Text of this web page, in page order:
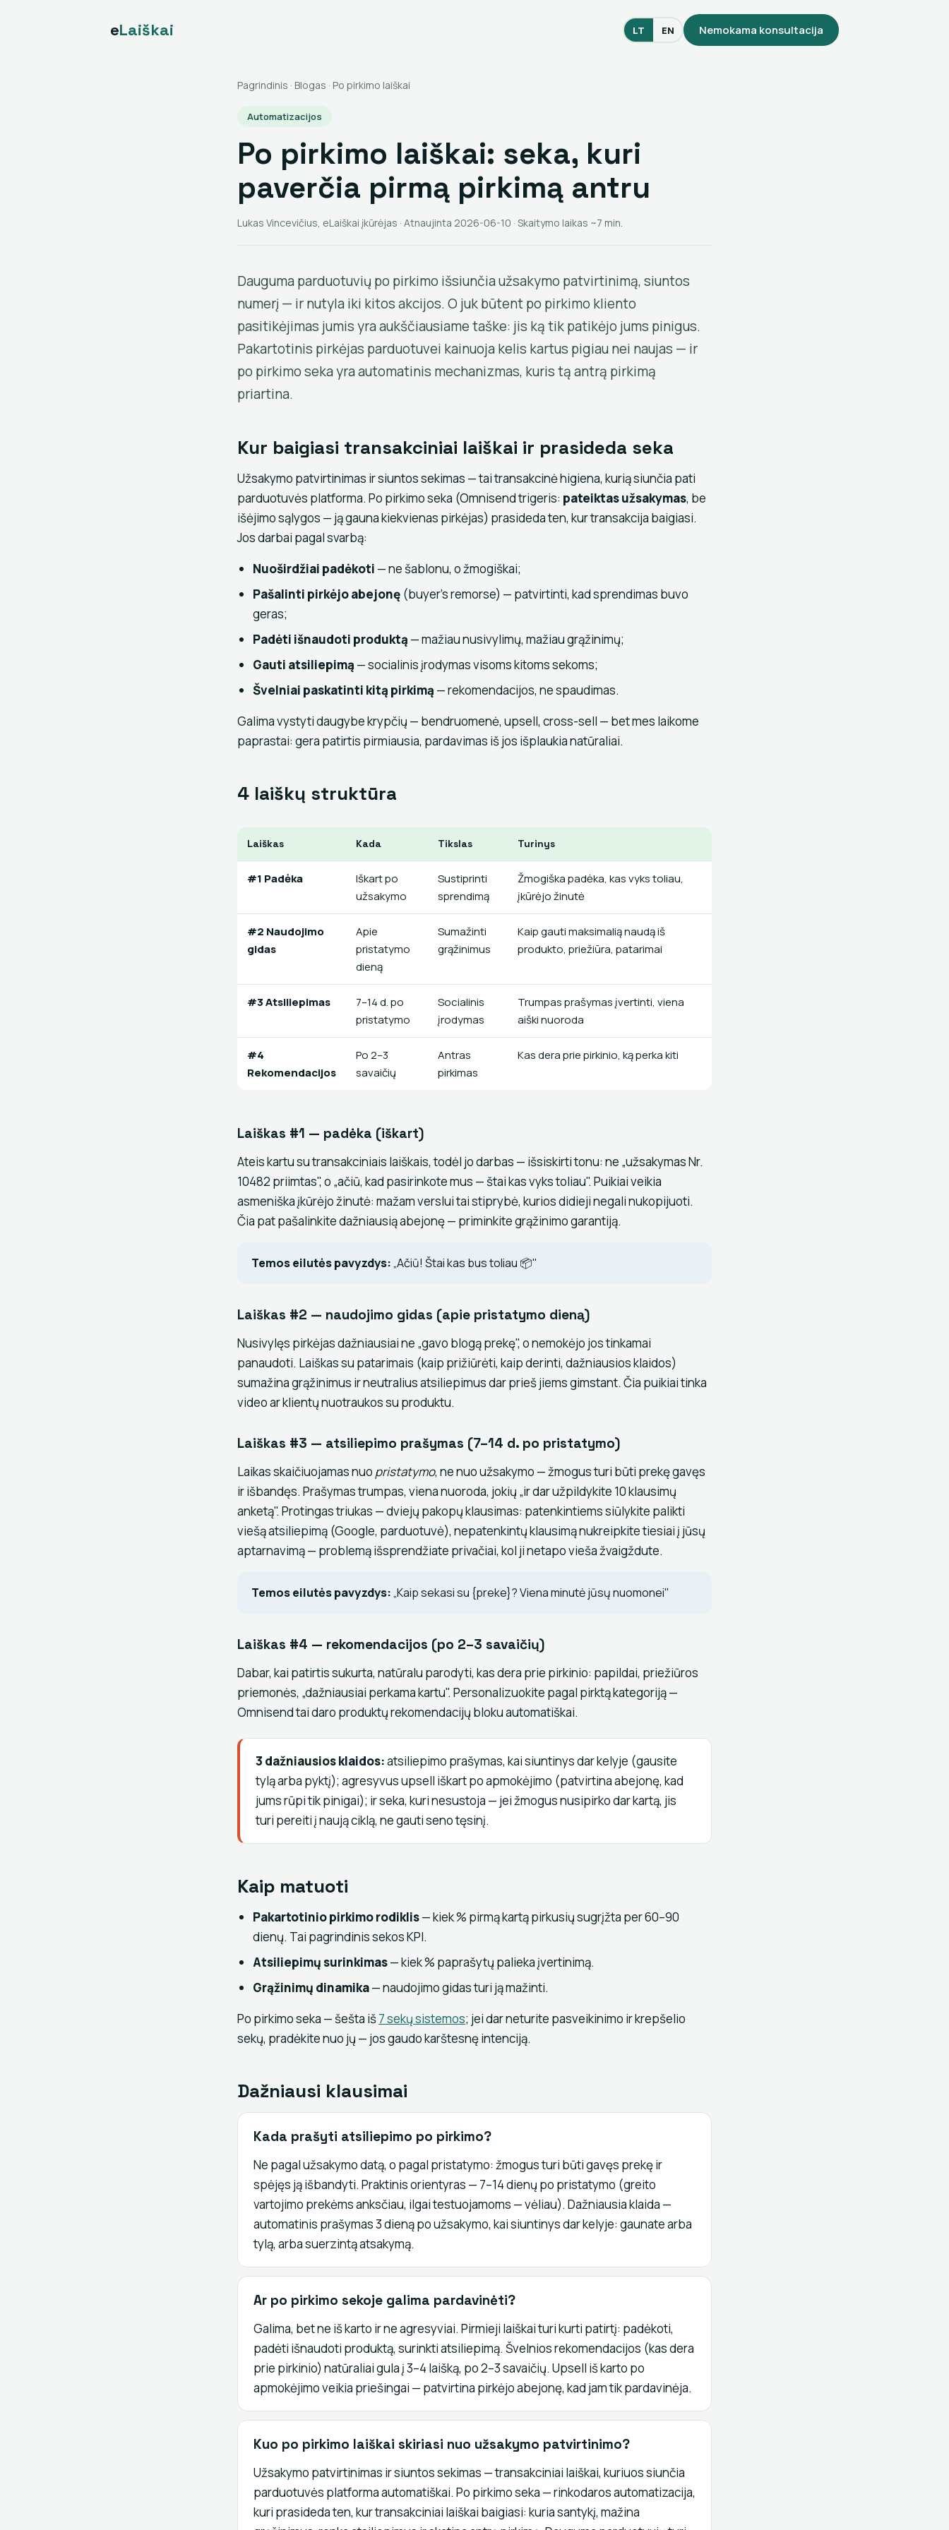
eLaiškai LT EN Nemokama konsultacija
Pagrindinis · Blogas · Po pirkimo laiškai
Automatizacijos
Po pirkimo laiškai: seka, kuri
paverčia pirmą pirkimą antru
Lukas Vincevičius, eLaiškai įkūrėjas · Atnaujinta 2026-06-10 · Skaitymo laikas ~7 min.
Dauguma parduotuvių po pirkimo išsiunčia užsakymo patvirtinimą, siuntos
numerį — ir nutyla iki kitos akcijos. O juk būtent po pirkimo kliento
pasitikėjimas jumis yra aukščiausiame taške: jis ką tik patikėjo jums pinigus.
Pakartotinis pirkėjas parduotuvei kainuoja kelis kartus pigiau nei naujas — ir
po pirkimo seka yra automatinis mechanizmas, kuris tą antrą pirkimą
priartina.
Kur baigiasi transakciniai laiškai ir prasideda seka
Užsakymo patvirtinimas ir siuntos sekimas — tai transakcinė higiena, kurią siunčia pati
parduotuvės platforma. Po pirkimo seka (Omnisend trigeris: pateiktas užsakymas, be
išėjimo sąlygos — ją gauna kiekvienas pirkėjas) prasideda ten, kur transakcija baigiasi.
Jos darbai pagal svarbą:
Nuoširdžiai padėkoti — ne šablonu, o žmogiškai;
Pašalinti pirkėjo abejonę (buyer's remorse) — patvirtinti, kad sprendimas buvo
geras;
Padėti išnaudoti produktą — mažiau nusivylimų, mažiau grąžinimų;
Gauti atsiliepimą — socialinis įrodymas visoms kitoms sekoms;
Švelniai paskatinti kitą pirkimą — rekomendacijos, ne spaudimas.
Galima vystyti daugybe krypčių — bendruomenė, upsell, cross-sell — bet mes laikome
paprastai: gera patirtis pirmiausia, pardavimas iš jos išplaukia natūraliai.
4 laiškų struktūra
Laiškas Kada Tikslas Turinys
#1 Padėka
Iškart po
užsakymo
Sustiprinti
sprendimą
Žmogiška padėka, kas vyks toliau,
įkūrėjo žinutė
#2 Naudojimo
gidas
Apie
pristatymo
dieną
Sumažinti
grąžinimus
Kaip gauti maksimalią naudą iš
produkto, priežiūra, patarimai
#3 Atsiliepimas
7–14 d. po
pristatymo
Socialinis
įrodymas
Trumpas prašymas įvertinti, viena
aiški nuoroda
#4
Rekomendacijos
Po 2–3
savaičių
Antras
pirkimas
Kas dera prie pirkinio, ką perka kiti
Laiškas #1 — padėka (iškart)
Ateis kartu su transakciniais laiškais, todėl jo darbas — išsiskirti tonu: ne „užsakymas Nr.
10482 priimtas", o „ačiū, kad pasirinkote mus — štai kas vyks toliau". Puikiai veikia
asmeniška įkūrėjo žinutė: mažam verslui tai stiprybė, kurios didieji negali nukopijuoti.
Čia pat pašalinkite dažniausią abejonę — priminkite grąžinimo garantiją.
Temos eilutės pavyzdys:„Ačiū! Štai kas bus toliau 📦"
Laiškas #2 — naudojimo gidas (apie pristatymo dieną)
Nusivylęs pirkėjas dažniausiai ne „gavo blogą prekę", o nemokėjo jos tinkamai
panaudoti. Laiškas su patarimais (kaip prižiūrėti, kaip derinti, dažniausios klaidos)
sumažina grąžinimus ir neutralius atsiliepimus dar prieš jiems gimstant. Čia puikiai tinka
video ar klientų nuotraukos su produktu.
Laiškas #3 — atsiliepimo prašymas (7–14 d. po pristatymo)
Laikas skaičiuojamas nuo pristatymo, ne nuo užsakymo — žmogus turi būti prekę gavęs
ir išbandęs. Prašymas trumpas, viena nuoroda, jokių „ir dar užpildykite 10 klausimų
anketą". Protingas triukas — dviejų pakopų klausimas: patenkintiems siūlykite palikti
viešą atsiliepimą (Google, parduotuvė), nepatenkintų klausimą nukreipkite tiesiai į jūsų
aptarnavimą — problemą išsprendžiate privačiai, kol ji netapo vieša žvaigždute.
Temos eilutės pavyzdys:„Kaip sekasi su {preke}? Viena minutė jūsų nuomonei"
Laiškas #4 — rekomendacijos (po 2–3 savaičių)
Dabar, kai patirtis sukurta, natūralu parodyti, kas dera prie pirkinio: papildai, priežiūros
priemonės, „dažniausiai perkama kartu". Personalizuokite pagal pirktą kategoriją —
Omnisend tai daro produktų rekomendacijų bloku automatiškai.
3 dažniausios klaidos:atsiliepimo prašymas, kai siuntinys dar kelyje (gausite
tylą arba pyktį); agresyvus upsell iškart po apmokėjimo (patvirtina abejonę, kad
jums rūpi tik pinigai); ir seka, kuri nesustoja — jei žmogus nusipirko dar kartą, jis
turi pereiti į naują ciklą, ne gauti seno tęsinį.
Kaip matuoti
Pakartotinio pirkimo rodiklis— kiek % pirmą kartą pirkusių sugrįžta per 60–90
dienų. Tai pagrindinis sekos KPI.
Atsiliepimų surinkimas— kiek % paprašytų palieka įvertinimą.
Grąžinimų dinamika— naudojimo gidas turi ją mažinti.
Po pirkimo seka — šešta iš7 sekų sistemos; jei dar neturite pasveikinimo ir krepšelio
sekų, pradėkite nuo jų — jos gaudo karštesnę intenciją.
Dažniausi klausimai
Kada prašyti atsiliepimo po pirkimo?
Ne pagal užsakymo datą, o pagal pristatymo: žmogus turi būti gavęs prekę ir
spėjęs ją išbandyti. Praktinis orientyras — 7–14 dienų po pristatymo (greito
vartojimo prekėms anksčiau, ilgai testuojamoms — vėliau). Dažniausia klaida —
automatinis prašymas 3 dieną po užsakymo, kai siuntinys dar kelyje: gaunate arba
tylą, arba suerzintą atsakymą.
Ar po pirkimo sekoje galima pardavinėti?
Galima, bet ne iš karto ir ne agresyviai. Pirmieji laiškai turi kurti patirtį: padėkoti,
padėti išnaudoti produktą, surinkti atsiliepimą. Švelnios rekomendacijos (kas dera
prie pirkinio) natūraliai gula į 3–4 laišką, po 2–3 savaičių. Upsell iš karto po
apmokėjimo veikia priešingai — patvirtina pirkėjo abejonę, kad jam tik pardavinėja.
Kuo po pirkimo laiškai skiriasi nuo užsakymo patvirtinimo?
Užsakymo patvirtinimas ir siuntos sekimas — transakciniai laiškai, kuriuos siunčia
parduotuvės platforma automatiškai. Po pirkimo seka — rinkodaros automatizacija,
kuri prasideda ten, kur transakciniai laiškai baigiasi: kuria santykį, mažina